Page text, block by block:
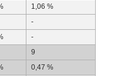
1,06 %
-
-
9
0,47 %